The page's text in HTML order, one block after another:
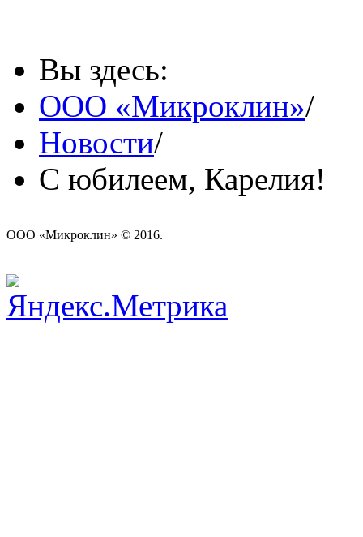
Вы здесь:
ООО «Микроклин»/
Новости/
С юбилеем, Карелия!
ООО «Микроклин» © 2016.